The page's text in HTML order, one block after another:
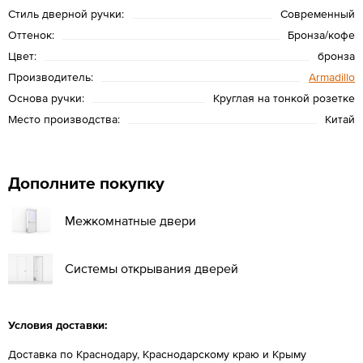
Стиль дверной ручки:
Современный
Оттенок:
Бронза/кофе
Цвет:
бронза
Производитель:
Armadillo
Основа ручки:
Круглая на тонкой розетке
Место производства:
Китай
Дополните покупку
Межкомнатные двери
Системы открывания дверей
Условия доставки:
Доставка по Краснодару, Краснодарскому краю и Крыму